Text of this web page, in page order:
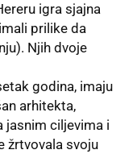
igra sjajna
prilike da
Njih dvoje
godina, imaju
arhitekta,
jasnim ciljevima i
žrtvovala svoju